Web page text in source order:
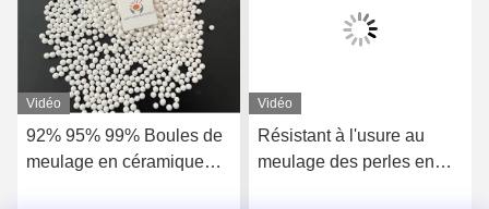
Vidéo
92% 95% 99% Boules de
meulage en céramique
Vidéo
Résistant à l'usure au
meulage des perles en